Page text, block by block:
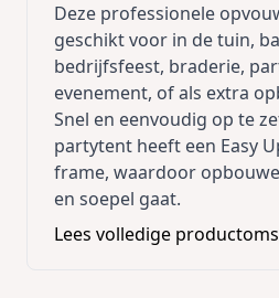
Deze professionele
geschikt voor in de tuin,
bedrijfsfeest, braderie,
evenement, of als extra
Snel en eenvoudig op te
partytent heeft een Easy
frame, waardoor
en soepel gaat.
- De aluminium Easy Up
gemaakt van stevige
Lees volledige